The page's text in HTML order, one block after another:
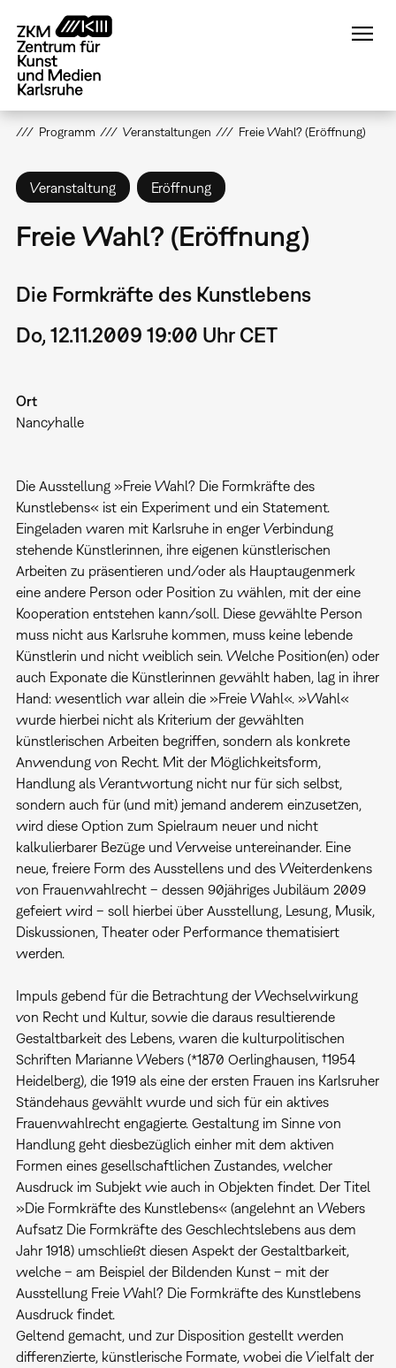
zum
Inhalt
Programm Veranstaltungen Freie Wahl? (Eröffnung)
Veranstaltung Eröffnung
Freie Wahl? (Eröffnung)
Die Formkräfte des Kunstlebens
Do, 12.11.2009 19:00 Uhr CET
Ort
Nancyhalle
Die Ausstellung »Freie Wahl? Die Formkräfte des
Kunstlebens« ist ein Experiment und ein Statement.
Eingeladen waren mit Karlsruhe in enger Verbindung
stehende Künstlerinnen, ihre eigenen künstlerischen
Arbeiten zu präsentieren und/oder als Hauptaugenmerk
eine andere Person oder Position zu wählen, mit der eine
Kooperation entstehen kann/soll. Diese gewählte Person
muss nicht aus Karlsruhe kommen, muss keine lebende
Künstlerin und nicht weiblich sein. Welche Position(en) oder
auch Exponate die Künstlerinnen gewählt haben, lag in ihrer
Hand: wesentlich war allein die »Freie Wahl«. »Wahl«
wurde hierbei nicht als Kriterium der gewählten
künstlerischen Arbeiten begriffen, sondern als konkrete
Anwendung von Recht. Mit der Möglichkeitsform,
Handlung als Verantwortung nicht nur für sich selbst,
sondern auch für (und mit) jemand anderem einzusetzen,
wird diese Option zum Spielraum neuer und nicht
kalkulierbarer Bezüge und Verweise untereinander. Eine
neue, freiere Form des Ausstellens und des Weiterdenkens
von Frauenwahlrecht – dessen 90jähriges Jubiläum 2009
gefeiert wird – soll hierbei über Ausstellung, Lesung, Musik,
Diskussionen, Theater oder Performance thematisiert
werden.
Impuls gebend für die Betrachtung der Wechselwirkung
von Recht und Kultur, sowie die daraus resultierende
Gestaltbarkeit des Lebens, waren die kulturpolitischen
Schriften Marianne Webers (*1870 Oerlinghausen, †1954
Heidelberg), die 1919 als eine der ersten Frauen ins Karlsruher
Ständehaus gewählt wurde und sich für ein aktives
Frauenwahlrecht engagierte. Gestaltung im Sinne von
Handlung geht diesbezüglich einher mit dem aktiven
Formen eines gesellschaftlichen Zustandes, welcher
Ausdruck im Subjekt wie auch in Objekten findet. Der Titel
»Die Formkräfte des Kunstlebens« (angelehnt an Webers
Aufsatz Die Formkräfte des Geschlechtslebens aus dem
Jahr 1918) umschließt diesen Aspekt der Gestaltbarkeit,
welche – am Beispiel der Bildenden Kunst – mit der
Ausstellung Freie Wahl? Die Formkräfte des Kunstlebens
Ausdruck findet.
Geltend gemacht, und zur Disposition gestellt werden
differenzierte, künstlerische Formate, wobei die Vielfalt der